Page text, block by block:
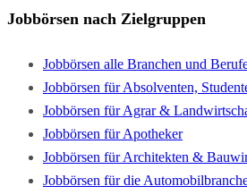
Jobbörsen nach Zielgruppen
Jobbörsen alle Branchen und
Jobbörsen für Absolventen,
Jobbörsen für Agrar &
Jobbörsen für Apotheker
Jobbörsen für Architekten &
Jobbörsen für die